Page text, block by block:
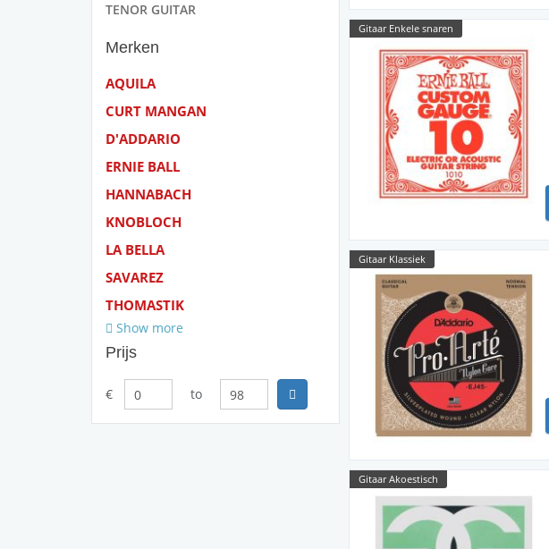
TENOR GUITAR
Merken
AQUILA
CURT MANGAN
D'ADDARIO
ERNIE BALL
HANNABACH
KNOBLOCH
LA BELLA
SAVAREZ
THOMASTIK
Show more
Prijs
€ to
Gitaar Enkele snaren
Gitaar Klassiek
Gitaar Akoestisch